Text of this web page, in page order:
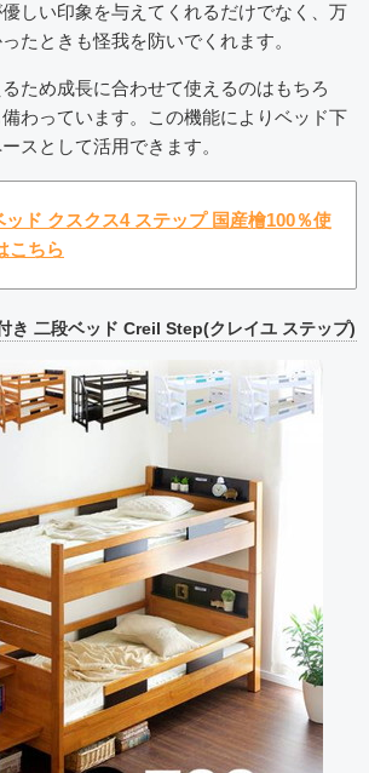
しい印象を与えてくれるだけでなく、万
たときも怪我を防いでくれます。
るため成長に合わせて使えるのはもちろ
わっています。この機能によりベッド下
スとして活用できます。
ッド クスクス4 ステップ 国産檜100％使
こちら
き 二段ベッド Creil Step(クレイユ ステップ)